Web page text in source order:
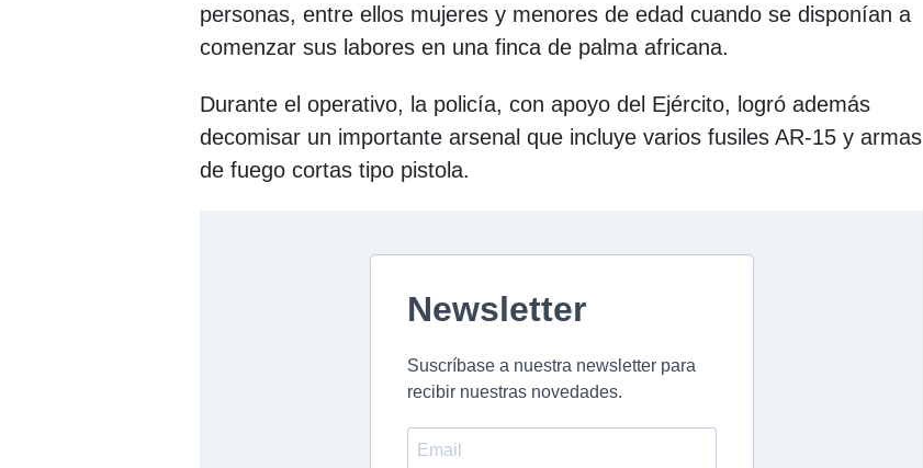
personas, entre ellos mujeres y menores de edad cuando se disponían a
comenzar sus labores en una finca de palma africana.
Durante el operativo, la policía, con apoyo del Ejército, logró además
decomisar un importante arsenal que incluye varios fusiles AR-15 y armas
de fuego cortas tipo pistola.